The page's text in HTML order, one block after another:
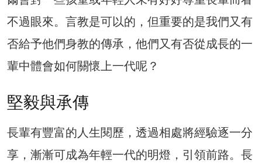
不過眼來。言教是可以的，但重要的是我們又有
否給予他們身教的傳承，他們又有否從成長的一
輩中體會如何關懷上一代呢？
堅毅與承傳
長輩有豐富的人生閱歷，透過相處將經驗逐一分
享，漸漸可成為年輕一代的明燈，引領前路。長